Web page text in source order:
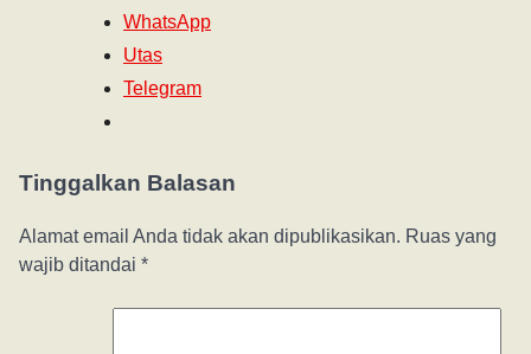
WhatsApp
Utas
Telegram
Tinggalkan Balasan
Alamat email Anda tidak akan dipublikasikan. Ruas yang
wajib ditandai *